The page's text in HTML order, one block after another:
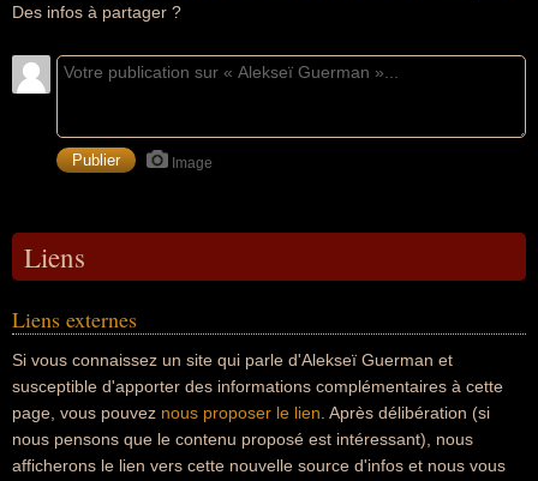
Des infos à partager ?
Image
Liens
Liens externes
Si vous connaissez un site qui parle d'Alekseï Guerman et
susceptible d'apporter des informations complémentaires à cette
page, vous pouvez nous proposer le lien . Après délibération (si
nous pensons que le contenu proposé est intéressant), nous
afficherons le lien vers cette nouvelle source d'infos et nous vous